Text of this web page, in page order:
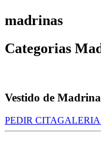
madrinas
Categorias
Vestido de
PEDIR CITA